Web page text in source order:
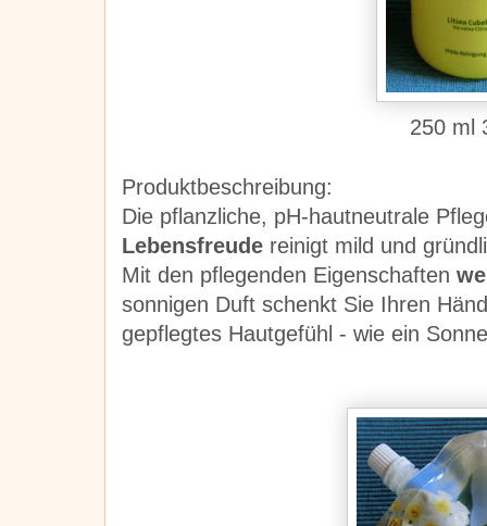
250 ml
Produktbeschreibung:
Die pflanzliche, pH-hautneutrale
Lebensfreude reinigt mild und
Mit den pflegenden Eigenschaften
sonnigen Duft schenkt Sie Ihren
gepflegtes Hautgefühl - wie ein